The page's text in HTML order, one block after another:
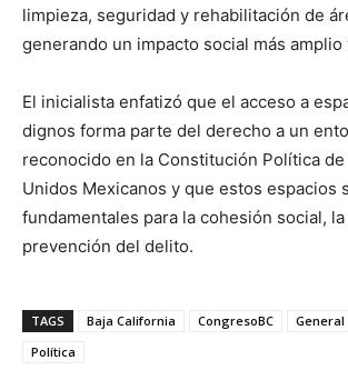
limpieza, seguridad y rehabilitación de
generando un impacto social más
El inicialista enfatizó que el acceso a
dignos forma parte del derecho a un
reconocido en la Constitución Política de
Unidos Mexicanos y que estos espacios
fundamentales para la cohesión social,
prevención del delito.
TAGS Baja California CongresoBC General
Política